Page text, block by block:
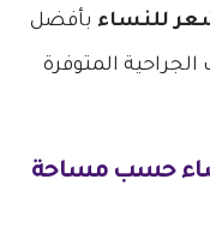
للنساء بأفضل
المتوفرة
حسب مساحة